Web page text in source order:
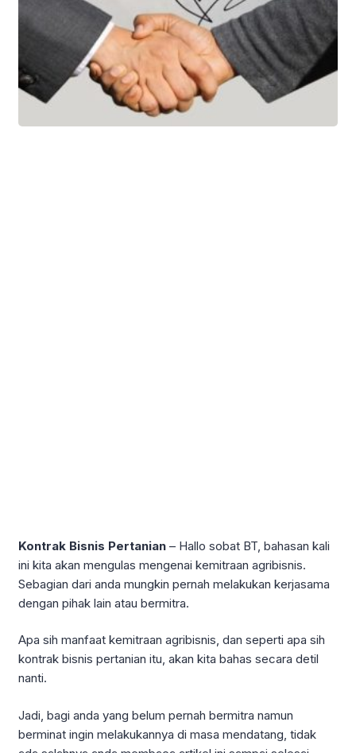
Kontrak Bisnis Pertanian – Hallo sobat BT, bahasan kali
ini kita akan mengulas mengenai kemitraan agribisnis.
Sebagian dari anda mungkin pernah melakukan kerjasama
dengan pihak lain atau bermitra.
Apa sih manfaat kemitraan agribisnis, dan seperti apa sih
kontrak bisnis pertanian itu, akan kita bahas secara detil
nanti.
Jadi, bagi anda yang belum pernah bermitra namun
berminat ingin melakukannya di masa mendatang, tidak